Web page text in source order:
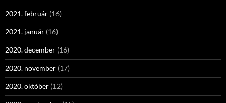
2021. február (16)
2021. január (16)
2020. december (16)
2020. november (17)
2020. október (12)